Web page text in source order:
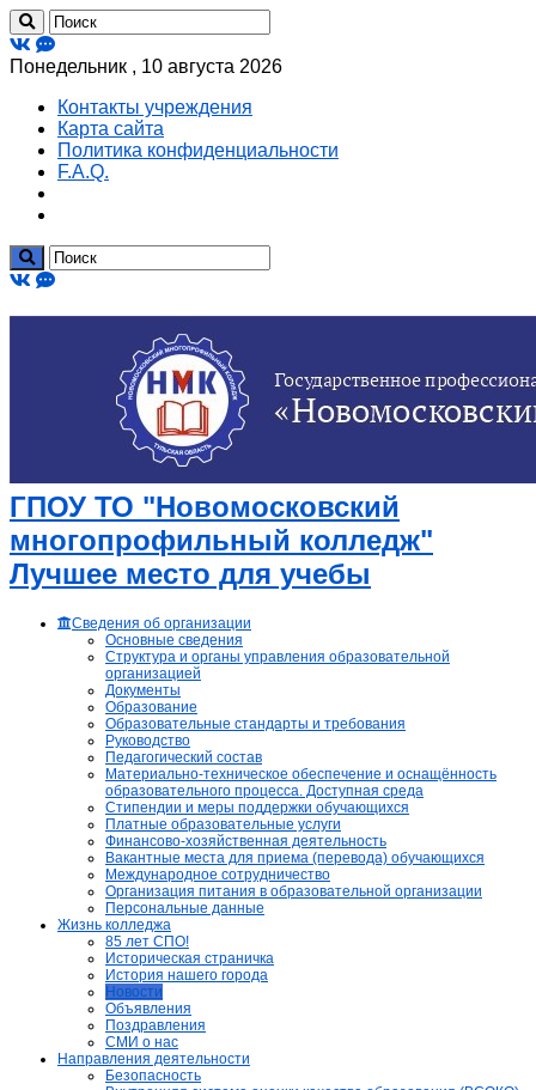
Понедельник , 10 августа 2026
Контакты учреждения
Карта сайта
Политика конфиденциальности
F.A.Q.
ГПОУ ТО "Новомосковский
многопрофильный колледж"
Лучшее место для учебы
Сведения об организации
Основные сведения
Структура и органы управления образовательной
организацией
Документы
Образование
Образовательные стандарты и требования
Руководство
Педагогический состав
Материально-техническое обеспечение и оснащённость
образовательного процесса. Доступная среда
Стипендии и меры поддержки обучающихся
Платные образовательные услуги
Финансово-хозяйственная деятельность
Вакантные места для приема (перевода) обучающихся
Международное сотрудничество
Организация питания в образовательной организации
Персональные данные
Жизнь колледжа
85 лет СПО!
Историческая страничка
История нашего города
Новости
Объявления
Поздравления
СМИ о нас
Направления деятельности
Безопасность